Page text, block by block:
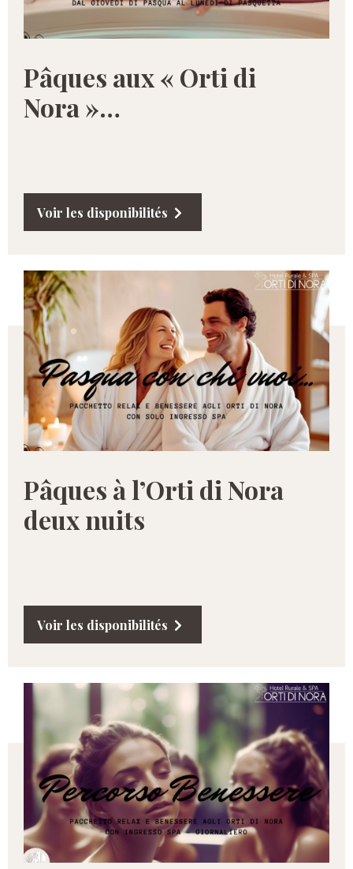
Pâques aux « Orti di
Nora »…
Voir les disponibilités
Pâques à l’Orti di Nora
deux nuits
Voir les disponibilités